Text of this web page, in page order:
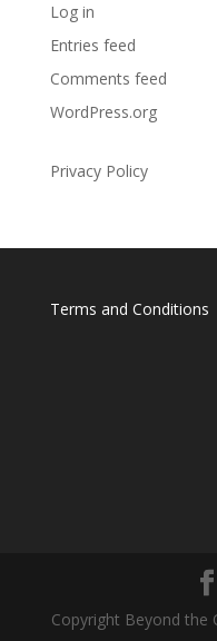
Log in
Entries feed
Comments feed
WordPress.org
Privacy Policy
Terms and Conditions
Copyright Beyond the